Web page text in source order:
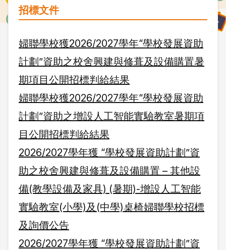
招標文件
婦聯學校獲2026/2027學年“學校發展資助
計劃”資助之校舍興建與修葺及設備購置暑
期項目公開招標判給結果
婦聯學校獲2026/2027學年“學校發展資助
計劃”資助之增設人工智能實驗教室暑期項
目公開招標判給結果
2026/2027學年獲 “學校發展資助計劃”資
助之校舍興建與修葺及設備購置 – 其他設
備(教學設備及家具) (暑期)-增設人工智能
實驗教室(小學)及(中學)桌椅婦聯學校招標
及詢價公告
2026/2027學年獲 “學校發展資助計劃”資